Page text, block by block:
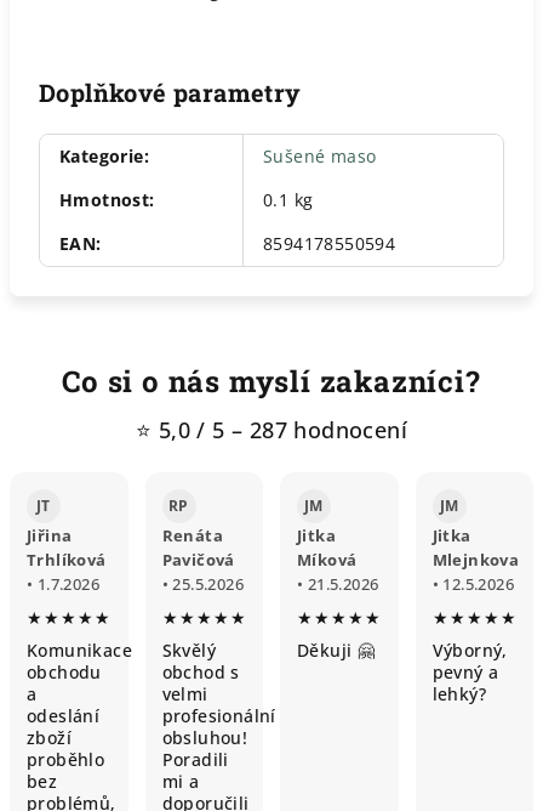
Doplňkové parametry
Kategorie:
Sušené maso
Hmotnost:
0.1 kg
EAN: 8594178550594
Co si o nás myslí zakazníci?
⭐ 5,0 / 5 – 287 hodnocení
JT
Jiřina
Trhlíková
• 1.7.2026
★★★★★
Komunikace
obchodu
a
odeslání
zboží
proběhlo
bez
problémů,
RP
Renáta
Pavičová
• 25.5.2026
★★★★★
Skvělý
obchod s
velmi
profesionální
obsluhou!
Poradili
mi a
doporučili
JM
Jitka
Míková
• 21.5.2026
★★★★★
Děkuji 🤗
JM
Jitka
Mlejnkova
• 12.5.2026
★★★★★
Výborný,
pevný a
lehký?